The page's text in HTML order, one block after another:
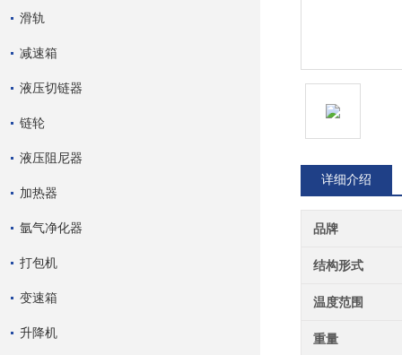
滑轨
减速箱
液压切链器
链轮
液压阻尼器
加热器
氩气净化器
打包机
变速箱
升降机
详细介绍
品牌
结构形式
温度范围
重量